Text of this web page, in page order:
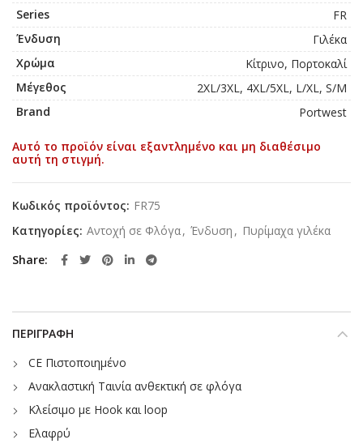
Series
FR
Ένδυση
Γιλέκα
Χρώμα
Κίτρινο, Πορτοκαλί
Μέγεθος
2XL/3XL, 4XL/5XL, L/XL, S/M
Brand
Portwest
Αυτό το προϊόν είναι εξαντλημένο και μη διαθέσιμο
αυτή τη στιγμή.
Κωδικός προϊόντος: FR75
Κατηγορίες: Αντοχή σε Φλόγα, Ένδυση , Πυρίμαχα γιλέκα
Share
ΠΕΡΙΓΡΑΦΉ
CE Πιστοποιημένο
Ανακλαστική Ταινία ανθεκτική σε φλόγα
Κλείσιμο με Hook και loop
Ελαφρύ